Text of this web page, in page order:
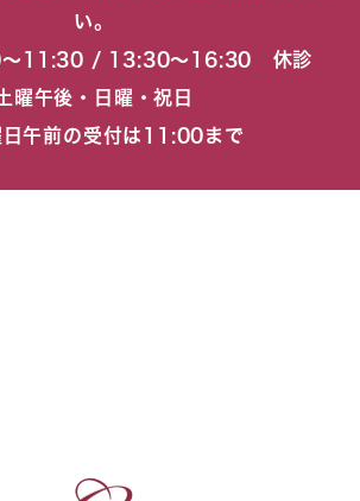
い。
〜11:30 / 13:30〜16:30 休診
曜午後・日曜・祝日
午前の受付は11:00まで